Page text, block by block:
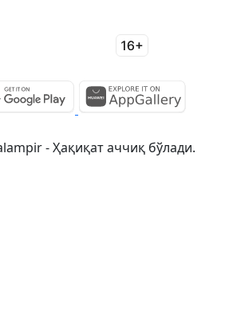
- Ҳақиқат аччиқ бўлади.